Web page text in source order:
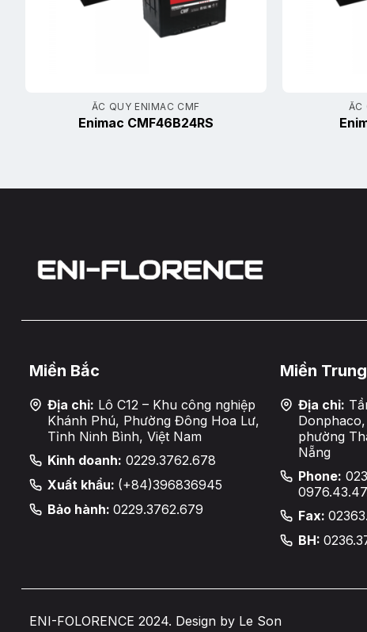
ẮC QUY ENIMAC CMF
Enimac CMF46B24RS
ẮC
Miền Bắc
Địa chỉ: Lô C12 – Khu công nghiệp
Khánh Phú, Phường Đông Hoa Lư,
Tỉnh Ninh Bình, Việt Nam
Kinh doanh: 0229.3762.678
Xuất khẩu: (+84)396836945
Bảo hành: 0229.3762.679
Miền Trung
Địa chỉ:
phường
Nẵng
Phone:
Fax:
BH:
ENI-FOLORENCE 2024. Design by Le Son